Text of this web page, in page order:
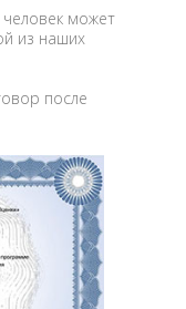
может
из наших
после